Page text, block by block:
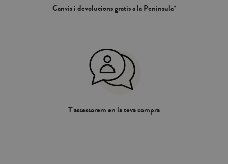
Canvis i devolucions gratis a la Península*
T'assessorem en la teva compra